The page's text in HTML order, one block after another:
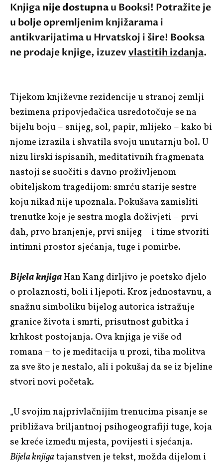
Knjiganije dostupnau Booksi! Potražite je
u bolje opremljenim knjižarama i
antikvarijatima u Hrvatskoj i šire! Booksa
ne prodaje knjige, izuzevvlastitih izdanja.
Tijekom književne rezidencije u stranoj zemlji
bezimena pripovjedačica usredotočuje se na
bijelu boju – snijeg, sol, papir, mlijeko – kako bi
njome izrazila i shvatila svoju unutarnju bol. U
nizu lirski ispisanih, meditativnih fragmenata
nastoji se suočiti s davno proživljenom
obiteljskom tragedijom: smrću starije sestre
koju nikad nije upoznala. Pokušava zamisliti
trenutke koje je sestra mogla doživjeti – prvi
dah, prvo hranjenje, prvi snijeg – i time stvoriti
intimni prostor sjećanja, tuge i pomirbe.
Bijela knjigaHan Kang dirljivo je poetsko djelo
o prolaznosti, boli i ljepoti. Kroz jednostavnu, a
snažnu simboliku bijelog autorica istražuje
granice života i smrti, prisutnost gubitka i
krhkost postojanja. Ova knjiga je više od
romana – to je meditacija u prozi, tiha molitva
za sve što je nestalo, ali i pokušaj da se iz bjeline
stvori novi početak.
„U svojim najprivlačnijim trenucima pisanje se
približava briljantnoj psihogeografiji tuge, koja
se kreće između mjesta, povijesti i sjećanja.
Bijela knjigatajanstven je tekst, možda dijelom i